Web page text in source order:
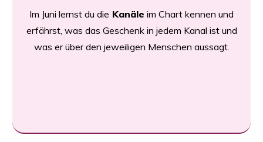
Im Juni lernst du die Kanäle im Chart kennen und
erfährst, was das Geschenk in jedem Kanal ist und
was er über den jeweiligen Menschen aussagt.